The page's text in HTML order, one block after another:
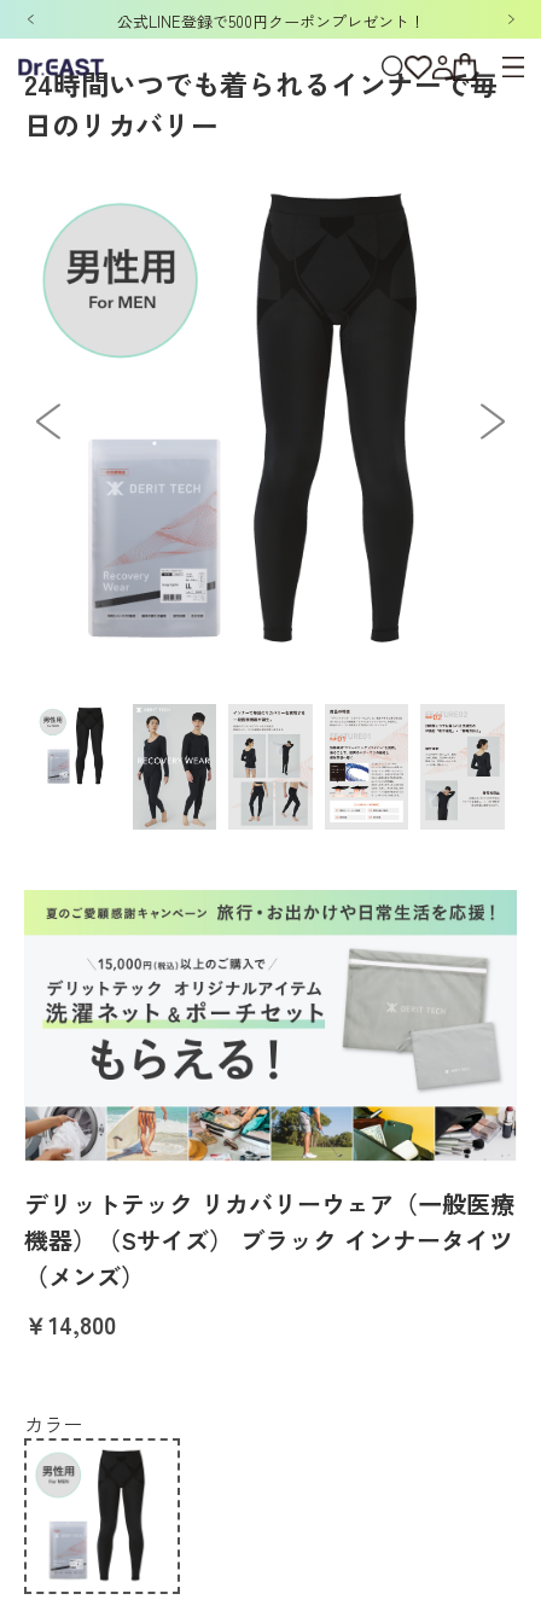
公式LINE登録で500円クーポンプレゼント！
ホーム DERIT TECH >DERIT TECHメンズ >リカバリーウェア デリットテ
24時間いつでも着られるインナーで毎
日のリカバリー
デリットテック リカバリーウェア（一般医療
機器）（Sサイズ） ブラック インナータイツ
（メンズ）
￥14,800
カラー